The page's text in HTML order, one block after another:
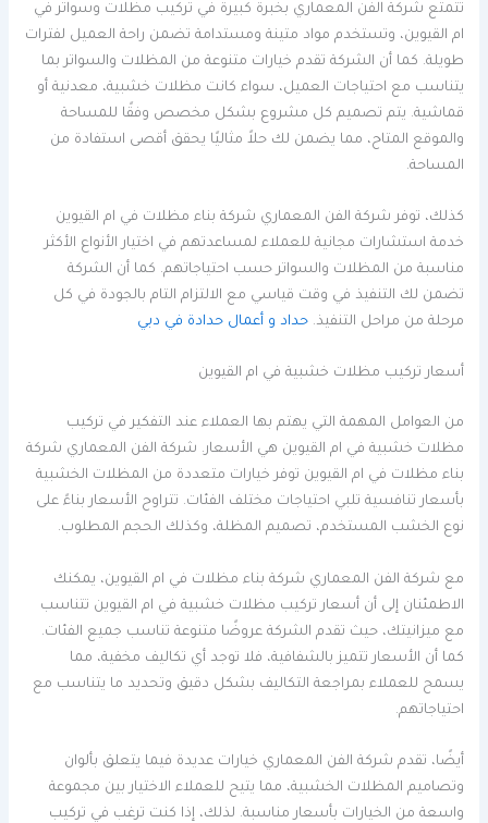
تتمتع شركة الفن المعماري بخبرة كبيرة في تركيب مظلات وسواتر في
ام القيوين، وتستخدم مواد متينة ومستدامة تضمن راحة العميل لفترات
طويلة. كما أن الشركة تقدم خيارات متنوعة من المظلات والسواتر بما
يتناسب مع احتياجات العميل، سواء كانت مظلات خشبية، معدنية أو
قماشية. يتم تصميم كل مشروع بشكل مخصص وفقًا للمساحة
والموقع المتاح، مما يضمن لك حلاً مثاليًا يحقق أقصى استفادة من
المساحة.
كذلك، توفر شركة الفن المعماري شركة بناء مظلات في ام القيوين
خدمة استشارات مجانية للعملاء لمساعدتهم في اختيار الأنواع الأكثر
مناسبة من المظلات والسواتر حسب احتياجاتهم. كما أن الشركة
تضمن لك التنفيذ في وقت قياسي مع الالتزام التام بالجودة في كل
مرحلة من مراحل التنفيذ.حداد و أعمال حدادة في دبي
أسعار تركيب مظلات خشبية في ام القيوين
من العوامل المهمة التي يهتم بها العملاء عند التفكير في تركيب
مظلات خشبية في ام القيوين هي الأسعار. شركة الفن المعماري شركة
بناء مظلات في ام القيوين توفر خيارات متعددة من المظلات الخشبية
بأسعار تنافسية تلبي احتياجات مختلف الفئات. تتراوح الأسعار بناءً على
نوع الخشب المستخدم، تصميم المظلة، وكذلك الحجم المطلوب.
مع شركة الفن المعماري شركة بناء مظلات في ام القيوين، يمكنك
الاطمئنان إلى أن أسعار تركيب مظلات خشبية في ام القيوين تتناسب
مع ميزانيتك، حيث تقدم الشركة عروضًا متنوعة تناسب جميع الفئات.
كما أن الأسعار تتميز بالشفافية، فلا توجد أي تكاليف مخفية، مما
يسمح للعملاء بمراجعة التكاليف بشكل دقيق وتحديد ما يتناسب مع
احتياجاتهم.
أيضًا، تقدم شركة الفن المعماري خيارات عديدة فيما يتعلق بألوان
وتصاميم المظلات الخشبية، مما يتيح للعملاء الاختيار بين مجموعة
واسعة من الخيارات بأسعار مناسبة. لذلك، إذا كنت ترغب في تركيب